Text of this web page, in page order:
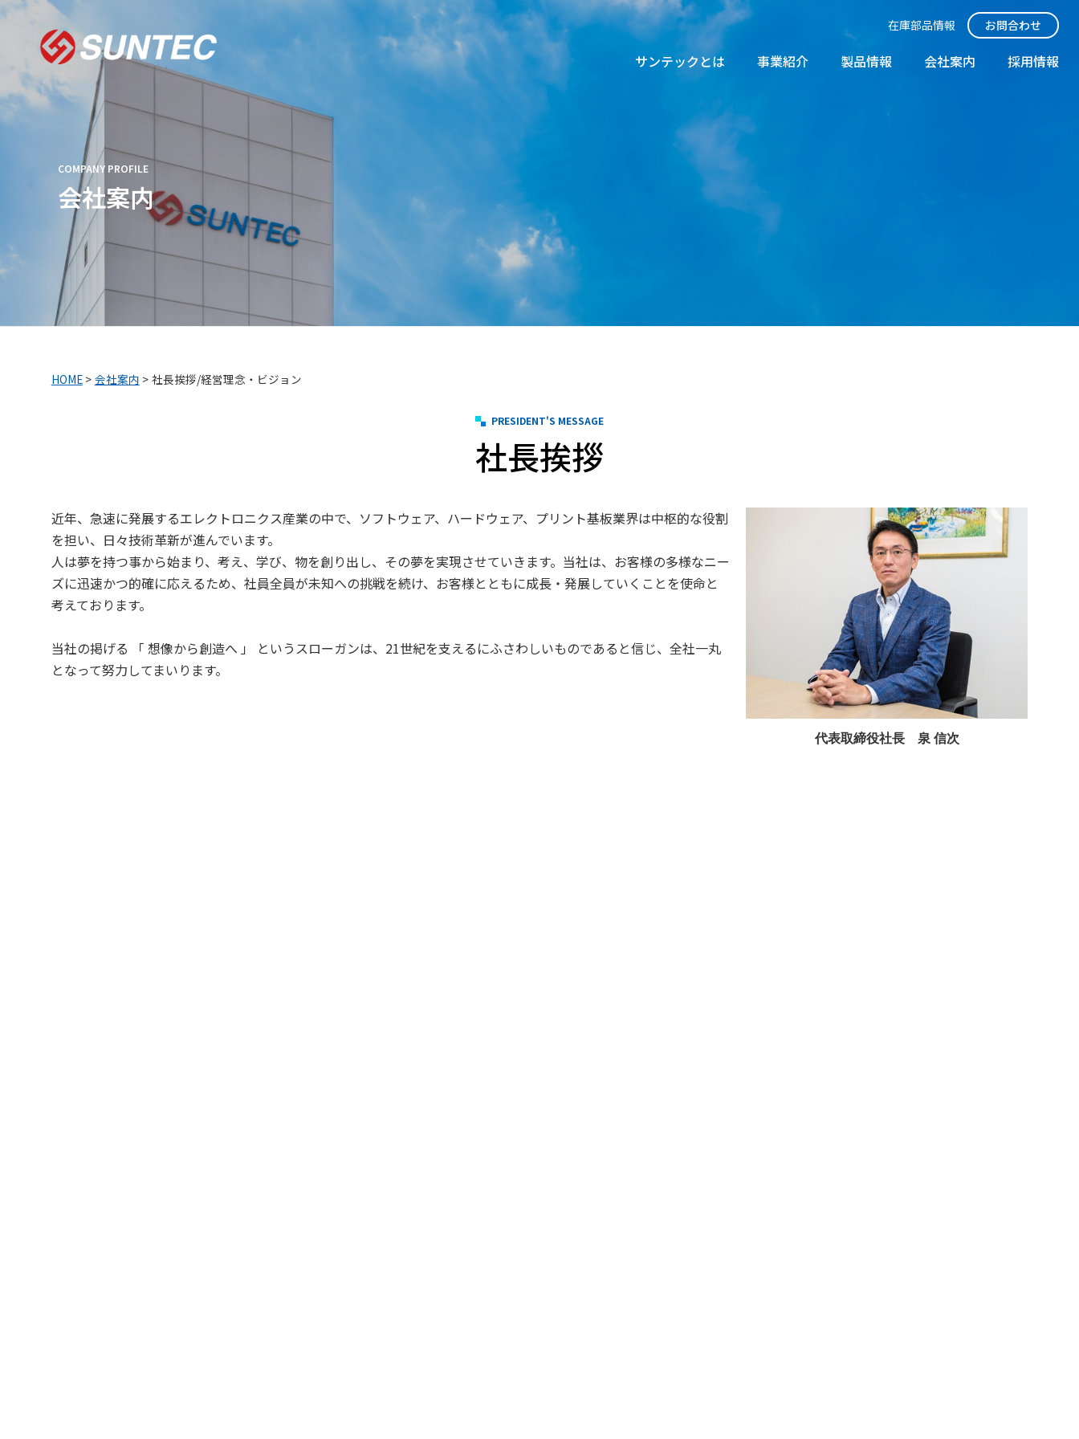
サンテックとは 事業紹介 製品情報 会社案内 採用情報
在庫部品情報 お問合わせ
COMPANY PROFILE
会社案内
HOME > 会社案内 > 社長挨拶/経営理念・ビジョン
PRESIDENT'S MESSAGE
社長挨拶
近年、急速に発展するエレクトロニクス産業の中で、ソフトウェア、ハードウェア、プリント基板業界は中枢的な役割
を担い、日々技術革新が進んでいます。
人は夢を持つ事から始まり、考え、学び、物を創り出し、その夢を実現させていきます。当社は、お客様の多様なニー
ズに迅速かつ的確に応えるため、社員全員が未知への挑戦を続け、お客様とともに成長・発展していくことを使命と
考えております。
当社の掲げる 「 想像から創造へ 」 というスローガンは、21世紀を支えるにふさわしいものであると信じ、全社一丸
となって努力してまいります。
代表取締役社長 泉 信次